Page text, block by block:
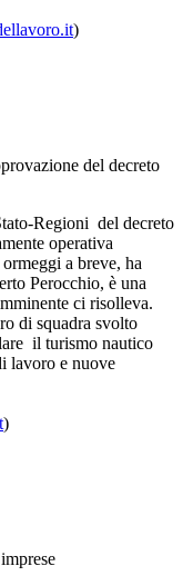
)
del decreto
Regioni del decreto
operativa
a breve, ha
Perocchio, è una
ci risolleva.
di squadra svolto
il turismo nautico
lavoro e nuove
)